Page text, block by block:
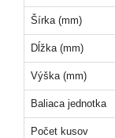
Šírka (mm)
Dĺžka (mm)
Výška (mm)
Baliaca jednotka
Počet kusov